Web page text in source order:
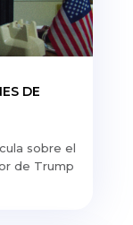
DE
sobre el
de Trump